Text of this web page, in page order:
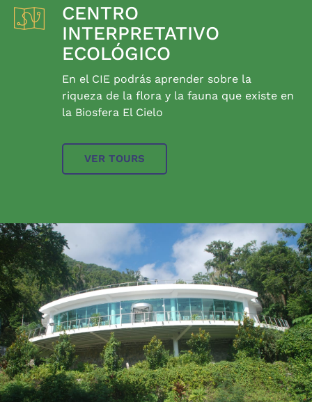
CENTRO
INTERPRETATIVO
ECOLÓGICO
En el CIE podrás aprender sobre la
riqueza de la flora y la fauna que existe en
la Biosfera El Cielo
VER TOURS